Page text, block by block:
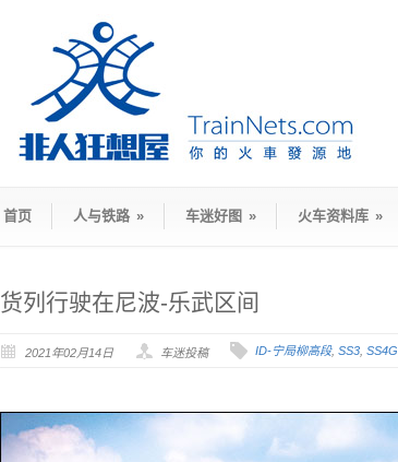
首页 人与铁路 » 车迷好图 » 火车资料库 »
货列行驶在尼波-乐武区间
2021年02月14日 车迷投稿 ID-宁局柳高段, SS3 SS4G